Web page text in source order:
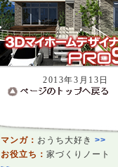
2013年3月13日
マンガ： おうち大好き >>
お役立ち： 家づくりノート